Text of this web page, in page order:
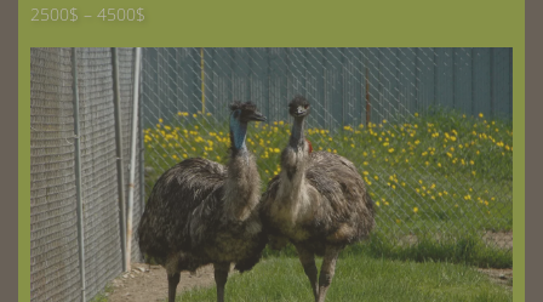
2500$ – 4500$